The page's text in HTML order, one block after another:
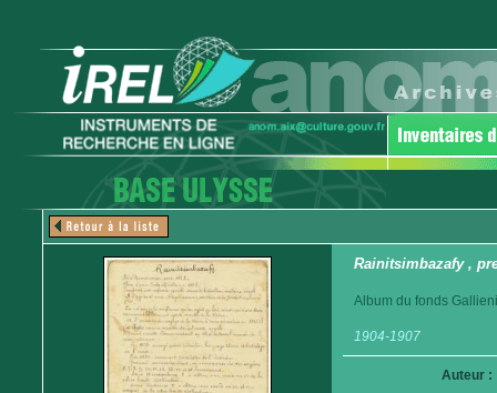
Rainitsimbazafy ,
Album du fonds
1904-1907
Auteur :